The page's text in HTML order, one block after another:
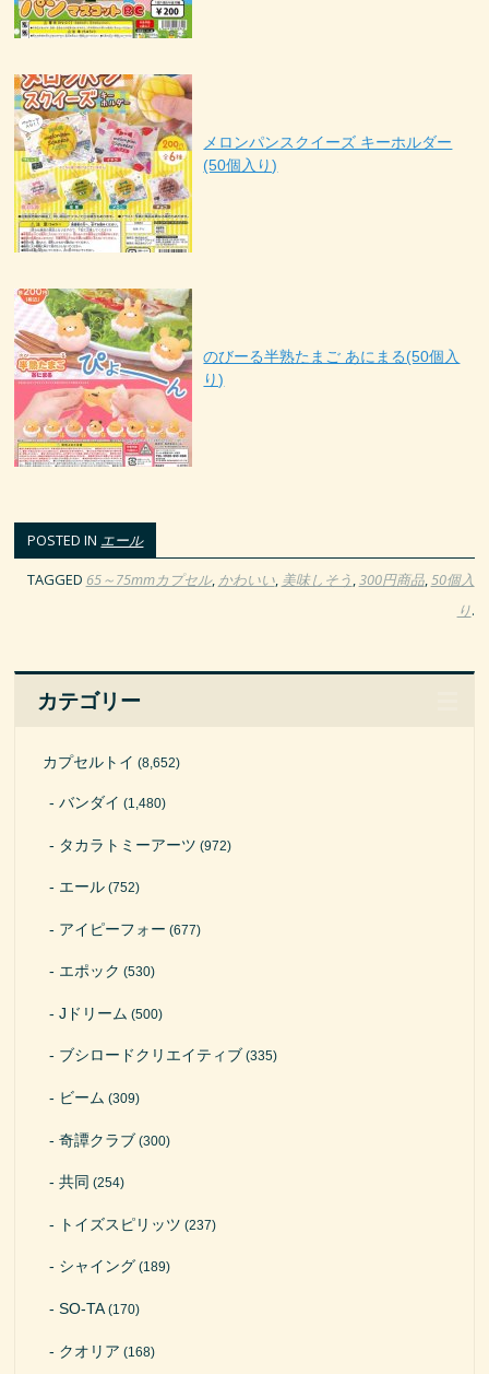
メロンパンスクイーズ キーホルダー
(50個入り)
のびーる半熟たまご あにまる(50個入
り)
POSTED IN エール
TAGGED 65～75mmカプセル, かわいい, 美味しそう,300円商品,50個入
り.
カテゴリー
カプセルトイ (8,652)
バンダイ (1,480)
タカラトミーアーツ (972)
エール (752)
アイピーフォー (677)
エポック (530)
Jドリーム (500)
ブシロードクリエイティブ (335)
ビーム (309)
奇譚クラブ (300)
共同 (254)
トイズスピリッツ (237)
シャイング (189)
SO-TA(170)
クオリア (168)